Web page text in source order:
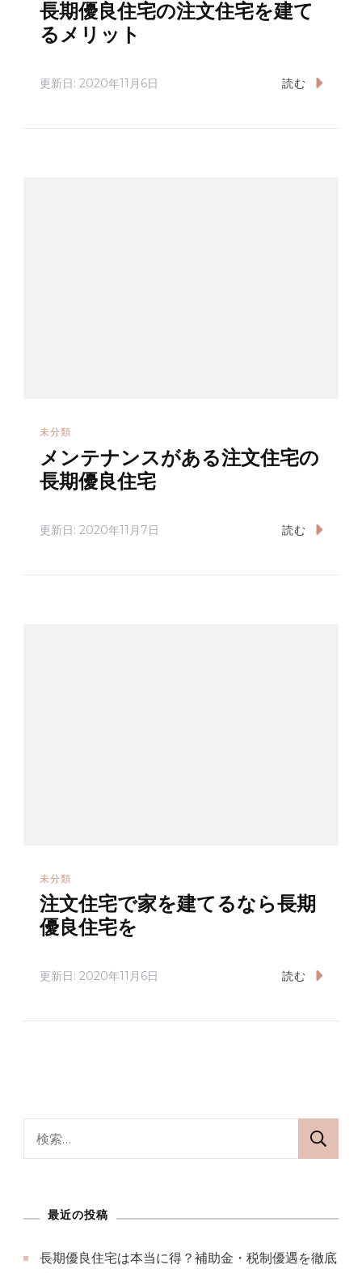
長期優良住宅の注文住宅を建て
るメリット
更新日: 2020年11月6日 読む
未分類
メンテナンスがある注文住宅の
長期優良住宅
更新日: 2020年11月7日 読む
未分類
注文住宅で家を建てるなら長期
優良住宅を
更新日: 2020年11月6日 読む
最近の投稿
長期優良住宅は本当に得？補助金・税制優遇を徹底